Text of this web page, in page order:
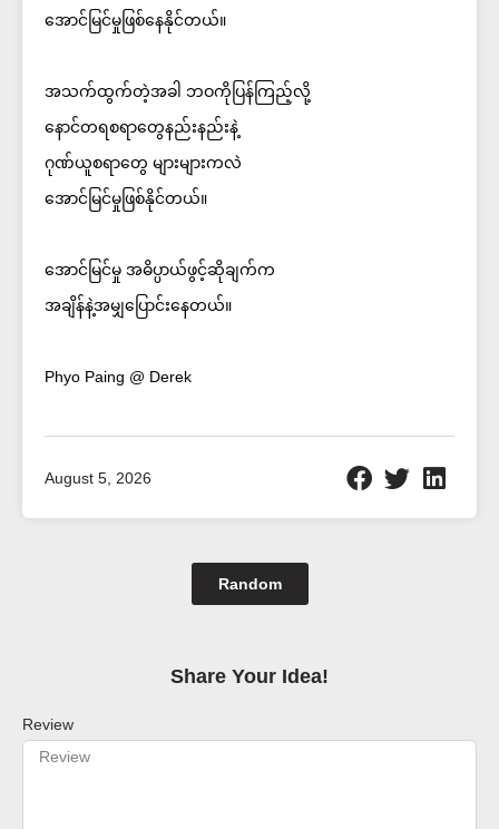
အောင်မြင်မှုဖြစ်နေနိုင်တယ်။
အသက်ထွက်တဲ့အခါ ဘဝကိုပြန်ကြည့်လို့
နောင်တရစရာတွေနည်းနည်းနဲ့
ဂုဏ်ယူစရာတွေ များများကလဲ
အောင်မြင်မှုဖြစ်နိုင်တယ်။
အောင်မြင်မှု အဓိပ္ပာယ်ဖွင့်ဆိုချက်က
အချိန်နဲ့အမျှပြောင်းနေတယ်။
Phyo Paing @ Derek
August 5, 2026
Random
Share Your Idea!​
Review